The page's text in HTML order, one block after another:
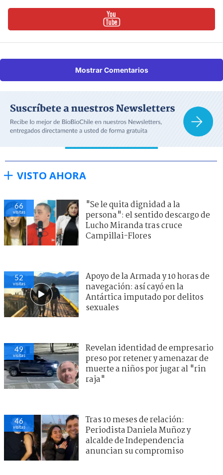
Mostrar Comentarios
VISTO AHORA
66
visitas
"Se le quita dignidad a la
persona": el sentido descargo de
Lucho Miranda tras cruce
Campillai-Flores
52
visitas
Apoyo de la Armada y 10 horas de
navegación: así cayó en la
Antártica imputado por delitos
sexuales
49
visitas
Revelan identidad de empresario
preso por retener y amenazar de
muerte a niños por jugar al "rin
raja"
46
visitas
Tras 10 meses de relación:
Periodista Daniela Muñoz y
alcalde de Independencia
anuncian su compromiso